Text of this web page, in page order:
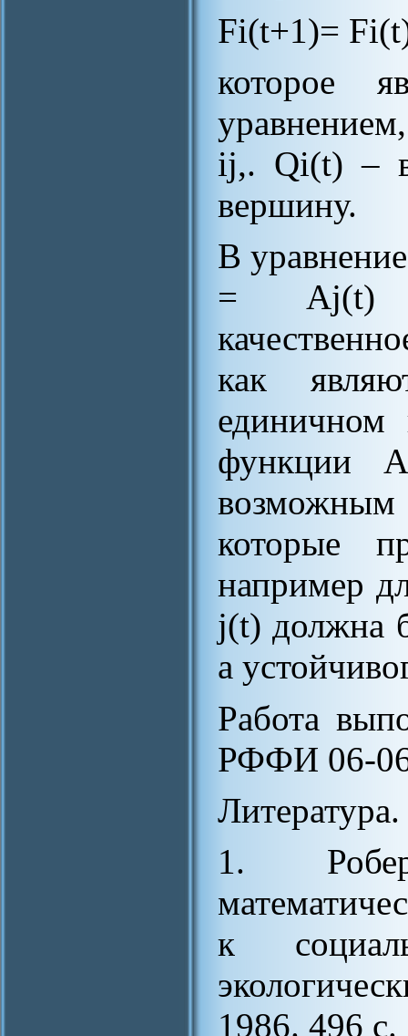
Fi(t+1)=
которое
ij,. Qi(t) –
вершину.
В
= Аj(t)
как
единичном
функции
возможным
которые
например
j(t) должна
а
Работа
РФФИ 06-
Литература.
1.
к
1986. 496 с.